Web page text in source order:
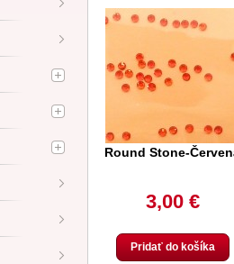
Round Stone-
3,00 €
Pridať do košíka